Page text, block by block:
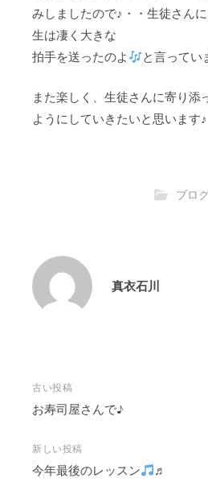
みしましたので♪・・生徒さん
生は凄く大きな
拍手を送ったのよ
と言ってい
また楽しく、生徒さんに寄り添
ようにしていきたいと思います♪
ブロ
真衣石川
投
稿
ビ
ゲ
古い投稿
お寿司屋さんで♪
新しい投稿
今年最後のレッスン ♬